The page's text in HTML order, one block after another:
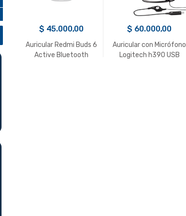
$ 45.000,00
Auricular Redmi Buds 6
Active Bluetooth
$ 60.000,00
Auricular con Micrófono
Logitech h390 USB